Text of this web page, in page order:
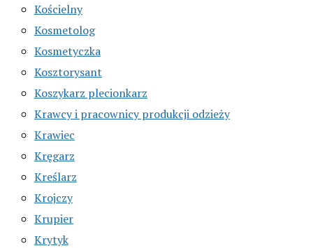
Kościelny
Kosmetolog
Kosmetyczka
Kosztorysant
Koszykarz plecionkarz
Krawcy i pracownicy produkcji odzieży
Krawiec
Kręgarz
Kreślarz
Krojczy
Krupier
Krytyk